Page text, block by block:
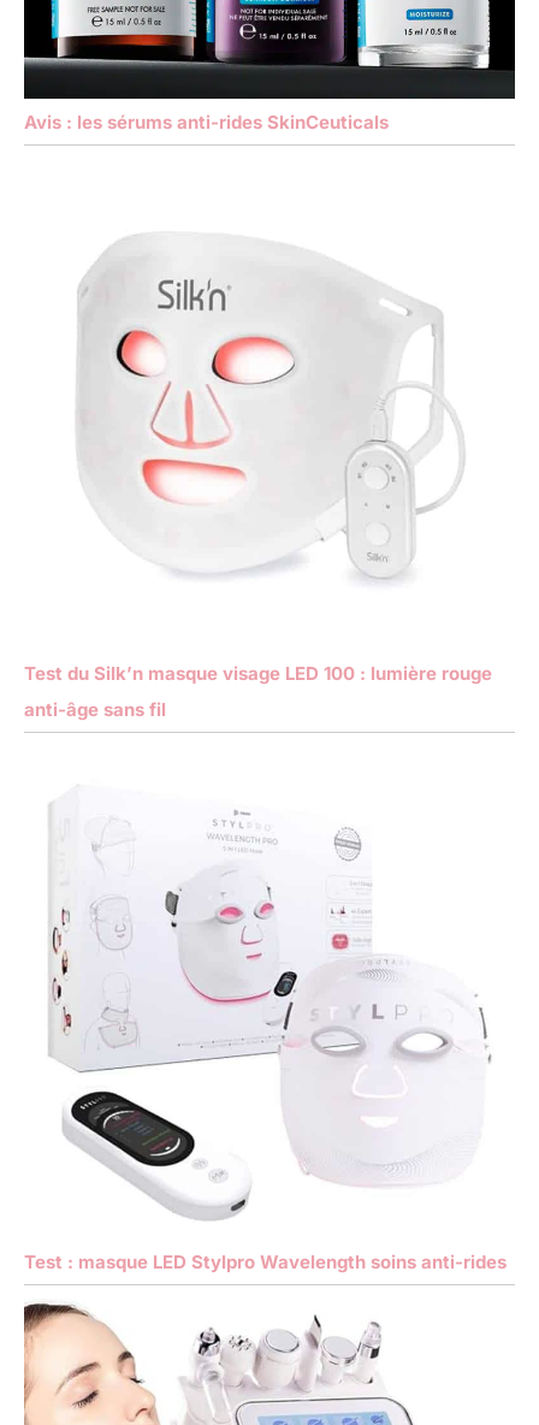
Avis : les sérums anti-rides SkinCeuticals
Test du Silk’n masque visage LED 100 : lumière rouge
anti-âge sans fil
Test : masque LED Stylpro Wavelength soins anti-rides